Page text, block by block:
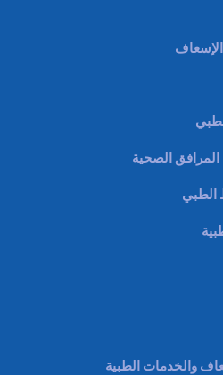
الصحية
الطبي
والخدمات الطبية